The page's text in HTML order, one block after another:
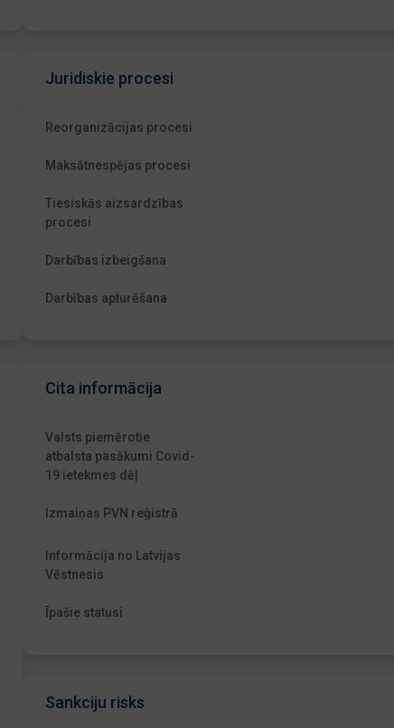
Juridiskie procesi
Reorganizācijas procesi
Maksātnespējas procesi
Tiesiskās aizsardzības
procesi
Darbības izbeigšana
Darbības apturēšana
Cita informācija
Valsts piemērotie
atbalsta pasākumi Covid-
19 ietekmes dēļ
Izmaiņas PVN reģistrā
Informācija no Latvijas
Vēstnesis
Īpašie statusi
Sankciju risks